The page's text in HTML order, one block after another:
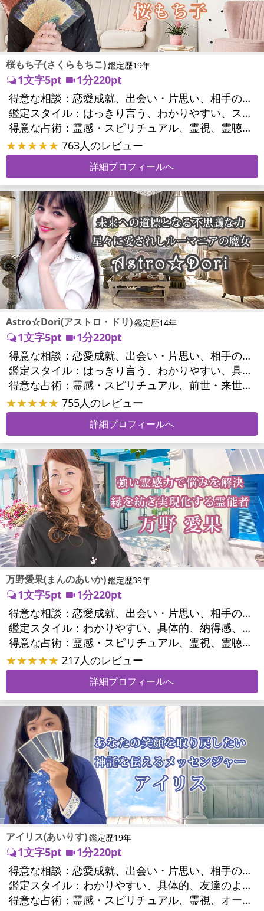
桜もち子(さくらもちこ)鑑定歴19年
1文字5pt
1分220pt
得意な相談：
恋愛成就、出会い・片思い、相手の気持ち、相性、縁結び、結婚、二人の今後、複雑な恋愛、三角関係、略奪愛、浮気、不倫、復活愛、復縁、同性愛・LGBT、人間関係、対人関係、仕事運、転職、人生全般、経営相談、ビジネスチャンス、ビジネスパートナー、家族関係、夫婦関係、家庭問題、心の問題、うつ、いじめ、人生相談、霊的問題、ご先祖様、守護霊様、魂の本質、パワーストーン選択、開運指導、金運、縁切り
鑑定スタイル：
はっきり言う、わかりやすい、スピード鑑定、具体的、的確、納得感、聞き上手、とても話しやすい、じっくり聞いてくれる、愛にあふれ温かい、勇気をくれる、前向き・元気になれる、実力派
得意な占術：
霊感・スピリチュアル、霊視、霊聴、未来予知、前世・来世、波動修正、エネルギー調整、ソウルメイト、チャクラ、チャネリング、タロット、オラクルカード、姓名判断、九星気学、四柱推命、カラー診断、夢診断、易学、陰陽五行、祈祷、祈願、縁結び、除霊、縁切り、パワーストーン、水晶、ヒーリング
★★★★★ 763人のレビュー
詳細プロフィールへ
Astro☆Dori(アストロ・ドリ)鑑定歴14年
1文字5pt
1分220pt
得意な相談：
恋愛成就、出会い・片思い、相手の気持ち、相性、結婚、男心・女心、二人の今後、複雑な恋愛、三角関係、略奪愛、浮気、不倫、復活愛、離婚、人間関係、職場の人間関係、対人関係、仕事運、適職、天職、転職、就職、人生全般、使命、夢、目標、家族関係、夫婦関係、家庭問題、夫婦問題、美容、精神問題、心の問題、うつ、トラウマ、ストレス、いじめ、人生相談、霊的問題、前世、パワーストーン選択、開運指導、金運
鑑定スタイル：
はっきり言う、わかりやすい、具体的、的確、納得感、情報量が多い、友達のように相談できる、聞き上手、とても話しやすい、じっくり聞いてくれる、愛にあふれ温かい、深く濃厚、勇気をくれる、前向き・元気になれる
得意な占術：
霊感・スピリチュアル、前世・来世、ソウルメイト、タロット、オラクルカード、風水、占星術、パワーストーン、サイコロ、カウンセリング、ルノルマンカード
★★★★★ 755人のレビュー
詳細プロフィールへ
万野愛果(まんのあいか)鑑定歴39年
1文字5pt
1分220pt
得意な相談：
恋愛成就、出会い・片思い、相手の気持ち、相性、縁結び、結婚、男心・女心、二人の今後、複雑な恋愛、三角関係、略奪愛、浮気、不倫、復活愛、復縁、離婚、同性愛・LGBT、人間関係、職場の人間関係、対人関係、仕事運、適職、天職、転職、進路、就職、人生全般、使命、経営相談、人事、開業、廃業、夢、目標、ビジネスチャンス、ビジネスパートナー、パワーハラスメント、セクシャルハラスメント、家族関係、夫婦関係、家庭問題、夫婦問題、親族問題、育児・子育て、シングルマザー、ドメスティックバイオレンス、相続関係、美容、精神問題、心の問題、うつ、ストレス、いじめ、人生相談、霊的問題、ご先祖様、守護霊様、お墓参り、魂の本質、前世、来世、夢診断、ペットの気持ち、ペット交信、ペットへのヒーリング、パワーストーン選択、引越し・転居、方位、開運指導、健康運、金銭トラブル、ご近所問題、縁切り
鑑定スタイル：
わかりやすい、具体的、納得感、友達のように相談できる、聞き上手、とても話しやすい、じっくり聞いてくれる、愛にあふれ温かい、勇気をくれる、前向き・元気になれる、実力派
得意な占術：
霊感・スピリチュアル、霊視、霊聴、未来予知、前世・来世、守護霊対話、波動修正、オーラ、エネルギー調整、ソウルメイト、チャネリング、ペットの気持ち、タロット、オラクルカード、風水、姓名判断、九星気学、四柱推命、数秘術、カラー診断、夢診断、易学、手相、人相(顔相)、祈祷、祈願、縁結び、除霊、縁切り、パワーストーン、水晶、サイコロ、ヒーリング、レイキ、カウンセリング、オリジナル占術
★★★★★ 217人のレビュー
詳細プロフィールへ
アイリス(あいりす)鑑定歴19年
1文字5pt
1分220pt
得意な相談：
恋愛成就、出会い・片思い、相手の気持ち、相性、結婚、男心・女心、二人の今後、複雑な恋愛、浮気、不倫、復活愛、復縁、離婚、同性愛・LGBT、人間関係、職場の人間関係、対人関係、仕事運、適職、転職、就職、家族関係、夫婦関係、家庭問題、育児・子育て、シングルマザー、精神問題、心の問題、トラウマ、ストレス、健康運、金運、金銭トラブル
鑑定スタイル：
わかりやすい、具体的、友達のように相談できる、聞き上手、とても話しやすい、じっくり聞いてくれる、愛にあふれ温かい、前向き・元気になれる
得意な占術：
霊感・スピリチュアル、霊視、オーラ、タロット、オラクルカード